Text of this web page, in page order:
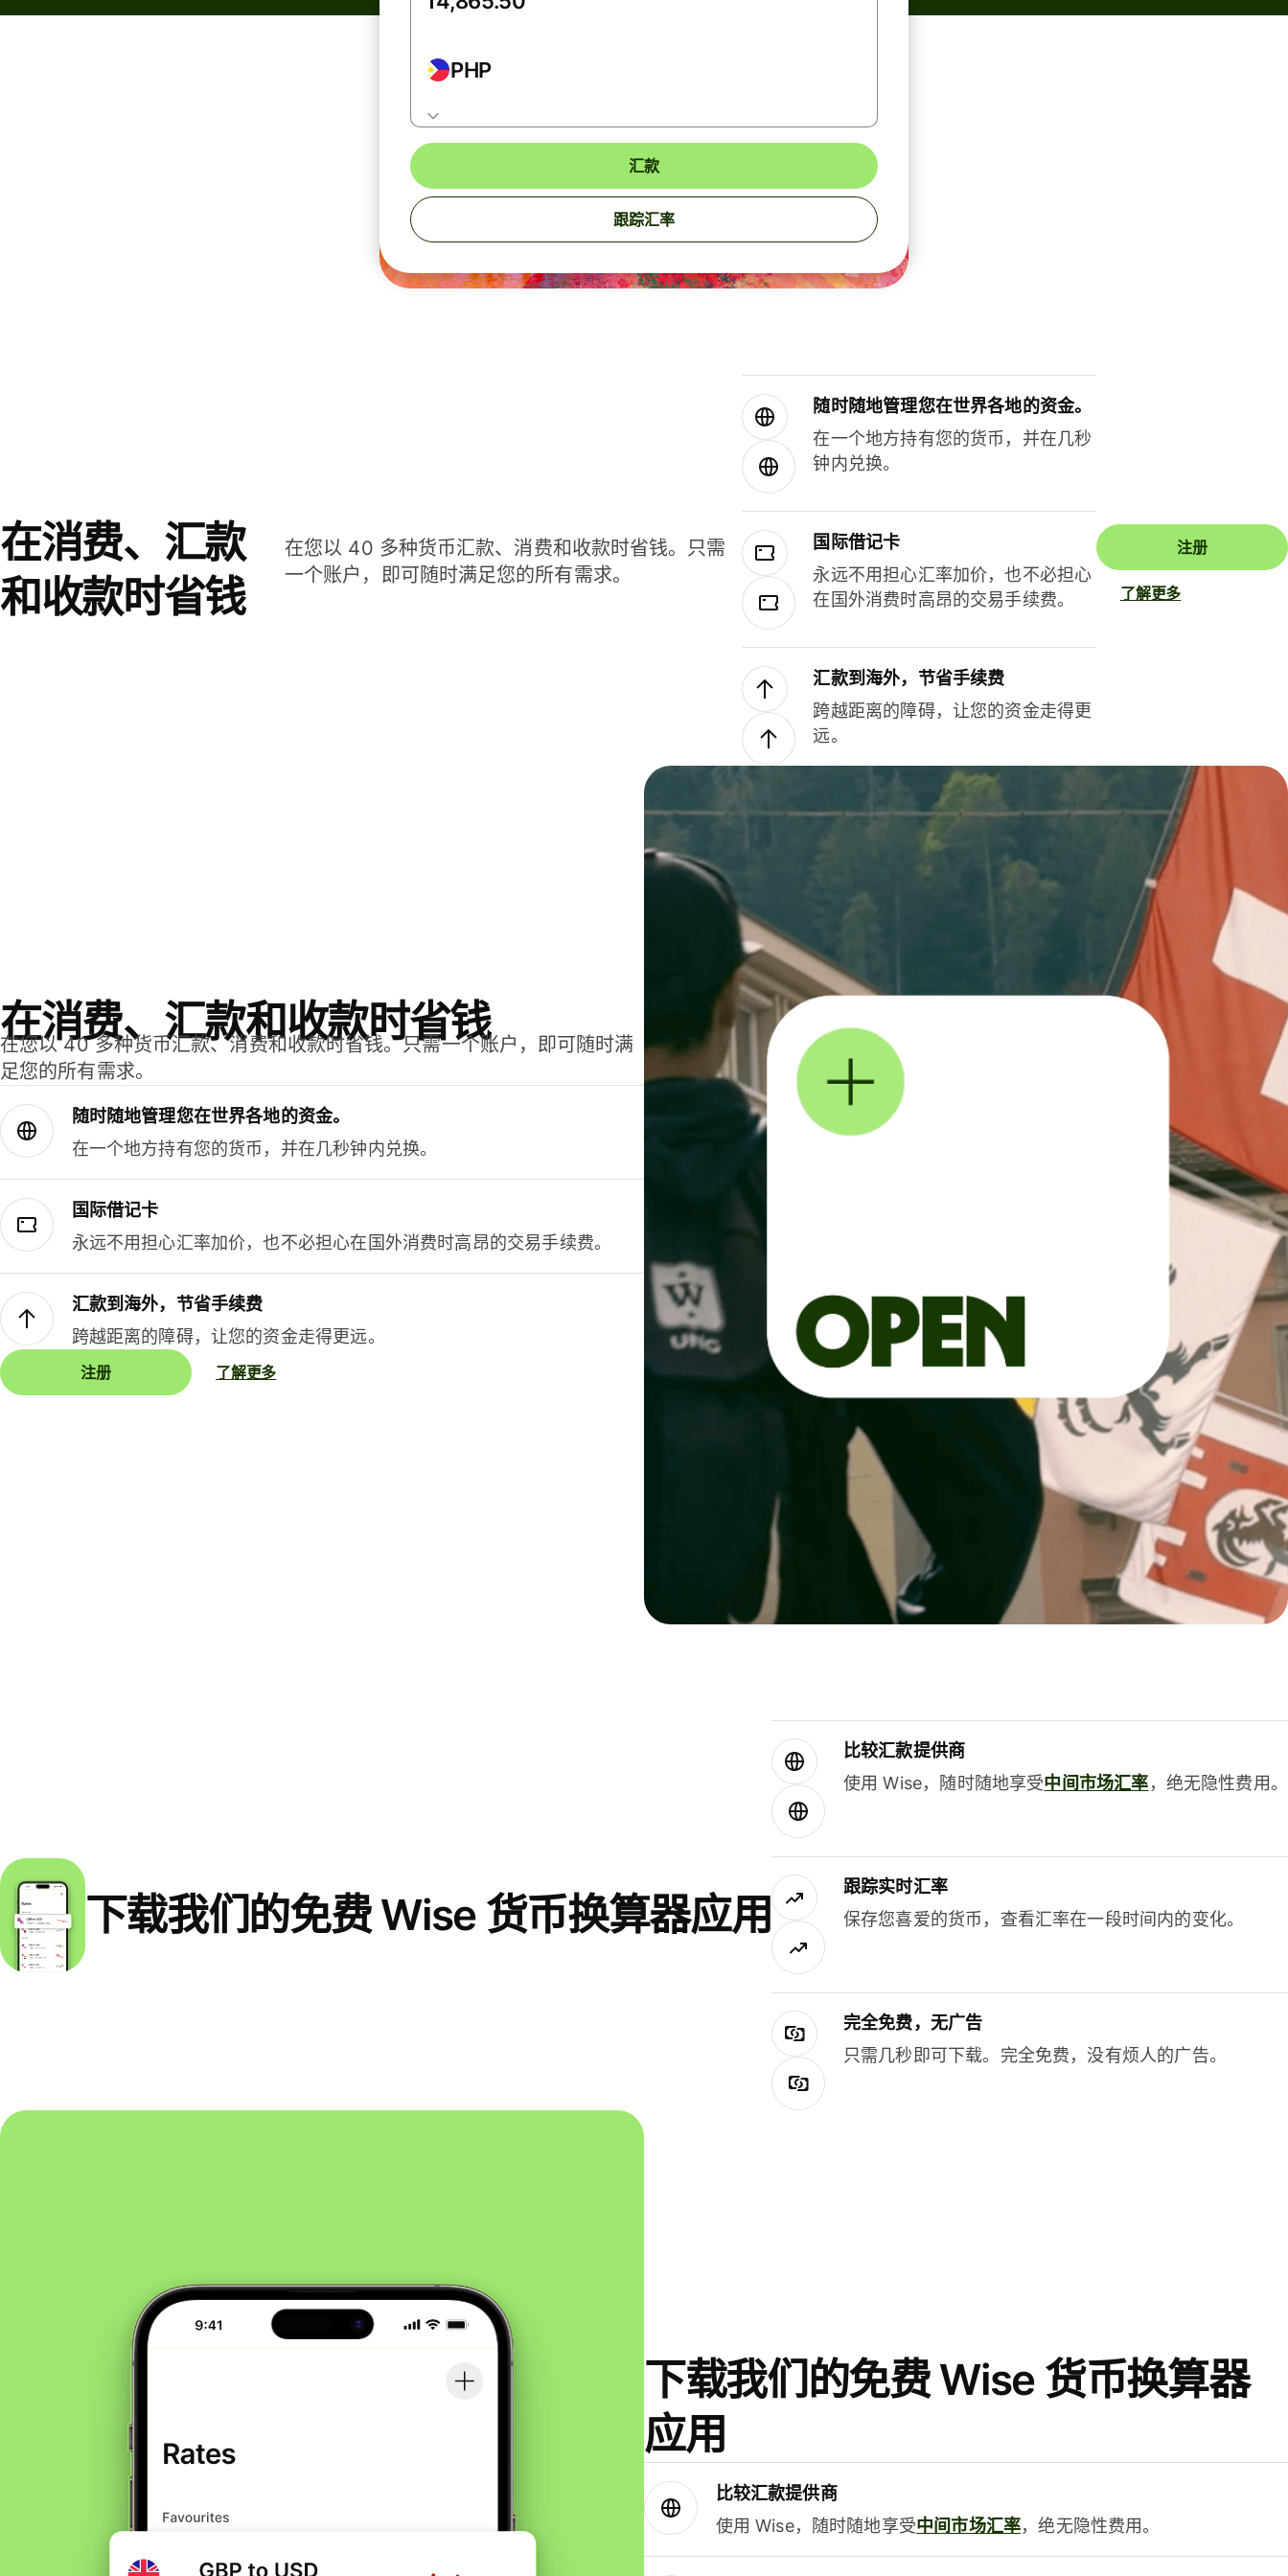
PHP
汇款
跟踪汇率
在消费、汇款
和收款时省钱
在您以 40 多种货币汇款、消费和收款时省钱。只需
一个账户，即可随时满足您的所有需求。
随时随地管理您在世界各地的资金。
在一个地方持有您的货币，并在几秒
钟内兑换。
国际借记卡
永远不用担心汇率加价，也不必担心
在国外消费时高昂的交易手续费。
汇款到海外，节省手续费
跨越距离的障碍，让您的资金走得更
远。
注册
了解更多
在消费、汇款和收款时省钱
在您以 40 多种货币汇款、消费和收款时省钱。只需一个账户，即可随时满
足您的所有需求。
随时随地管理您在世界各地的资金。
在一个地方持有您的货币，并在几秒钟内兑换。
国际借记卡
永远不用担心汇率加价，也不必担心在国外消费时高昂的交易手续费。
汇款到海外，节省手续费
跨越距离的障碍，让您的资金走得更远。
注册 了解更多
下载我们的免费 Wise 货币换算器应用
比较汇款提供商
使用 Wise，随时随地享受中间市场汇率，绝无隐性费用。
跟踪实时汇率
保存您喜爱的货币，查看汇率在一段时间内的变化。
完全免费，无广告
只需几秒即可下载。完全免费，没有烦人的广告。
下载我们的免费 Wise 货币换算器
应用
比较汇款提供商
使用 Wise，随时随地享受中间市场汇率，绝无隐性费用。